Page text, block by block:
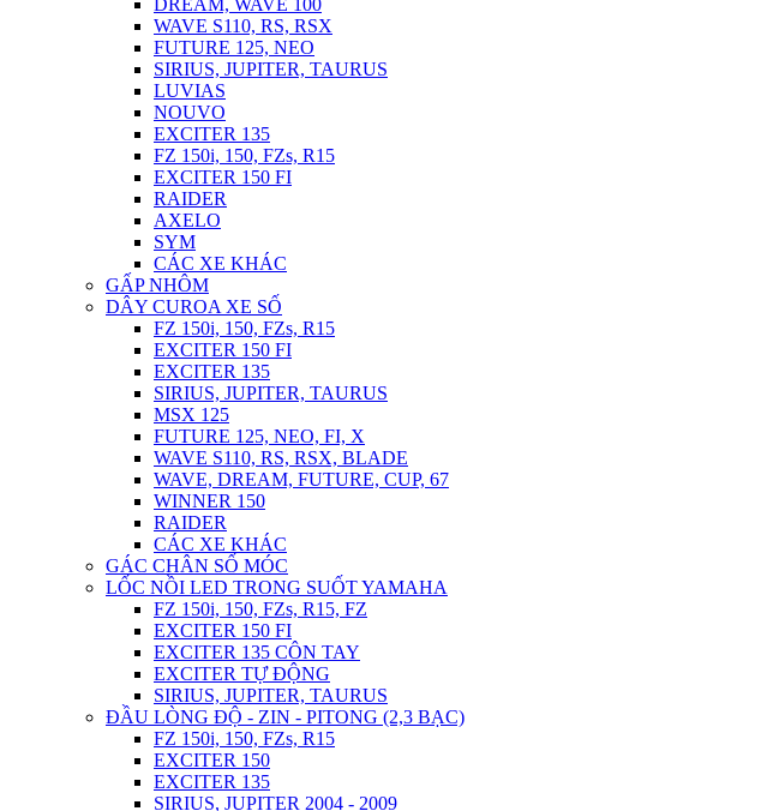
WAVE S110, RS, RSX
FUTURE 125, NEO
SIRIUS, JUPITER, TAURUS
LUVIAS
NOUVO
EXCITER 135
FZ 150i, 150, FZs, R15
EXCITER 150 FI
RAIDER
AXELO
SYM
CÁC XE KHÁC
GẤP NHÔM
DÂY CUROA XE SỐ
FZ 150i, 150, FZs, R15
EXCITER 150 FI
EXCITER 135
SIRIUS, JUPITER, TAURUS
MSX 125
FUTURE 125, NEO, FI, X
WAVE S110, RS, RSX, BLADE
WAVE, DREAM, FUTURE, CUP, 67
WINNER 150
RAIDER
CÁC XE KHÁC
GÁC CHÂN SỐ MÓC
LỐC NỒI LED TRONG SUỐT YAMAHA
FZ 150i, 150, FZs, R15, FZ
EXCITER 150 FI
EXCITER 135 CÔN TAY
EXCITER TỰ ĐỘNG
SIRIUS, JUPITER, TAURUS
ĐẦU LÒNG ĐỘ - ZIN - PITONG (2,3 BẠC)
FZ 150i, 150, FZs, R15
EXCITER 150
EXCITER 135
SIRIUS, JUPITER 2004 - 2009